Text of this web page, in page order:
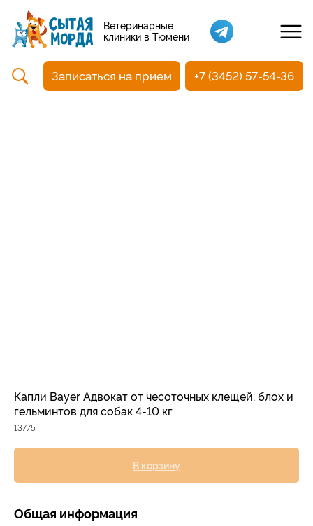
Ветеринарные
клиники в Тюмени
Кастрация собак
Вакцинация
Стоматология
Ультразвуковая чистка зубов
Общий анализ крови
Капли Bayer Адвокат от чесоточных клещей, блох и
гельминтов для собак 4-10 кг
13775
В корзину
Общая информация